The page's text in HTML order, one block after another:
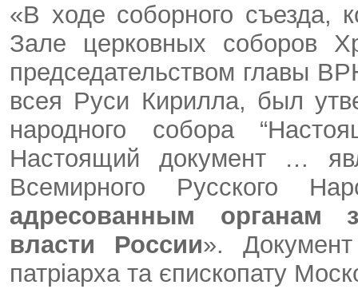
«В ходе соборного съезда,
Зале церковных соборов
председательством главы
всея Руси Кирилла, был
народного собора
Настоящий документ …
Всемирного Русского
адресованным органам
власти России».
патріарха та єпископату